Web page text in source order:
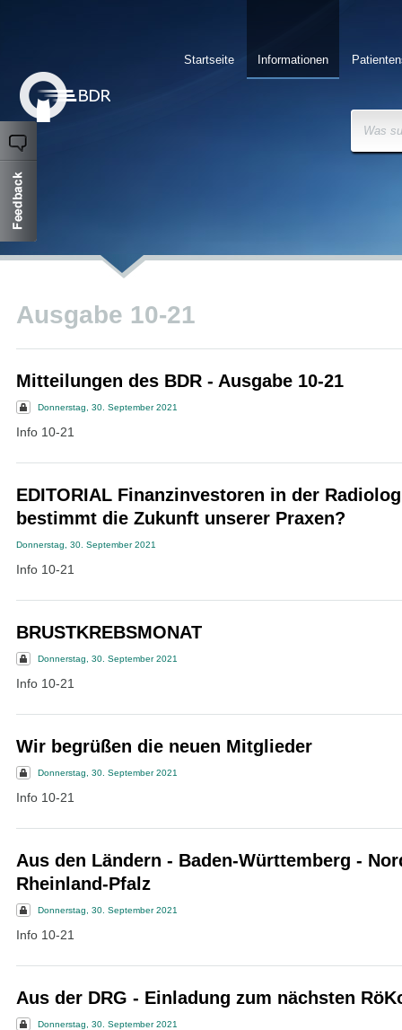
Informationen
Startseite
Was
Ausgabe 10-21
Mitteilungen des BDR - Ausgabe 10-21
Donnerstag, 30. September 2021
Info 10-21
EDITORIAL Finanzinvestoren in der
bestimmt die Zukunft unserer Praxen?
Donnerstag, 30. September 2021
Info 10-21
BRUSTKREBSMONAT
Donnerstag, 30. September 2021
Info 10-21
Wir begrüßen die neuen Mitglieder
Donnerstag, 30. September 2021
Info 10-21
Aus den Ländern - Baden-Württemberg -
Rheinland-Pfalz
Donnerstag, 30. September 2021
Info 10-21
Aus der DRG - Einladung zum nächsten
Donnerstag, 30. September 2021